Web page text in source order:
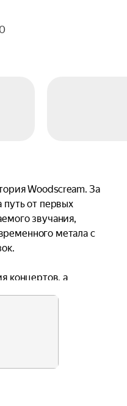
Woodscream. За
от первых
звучания,
метала с
концертов, а
коллектива с
записей, годами
впервые.